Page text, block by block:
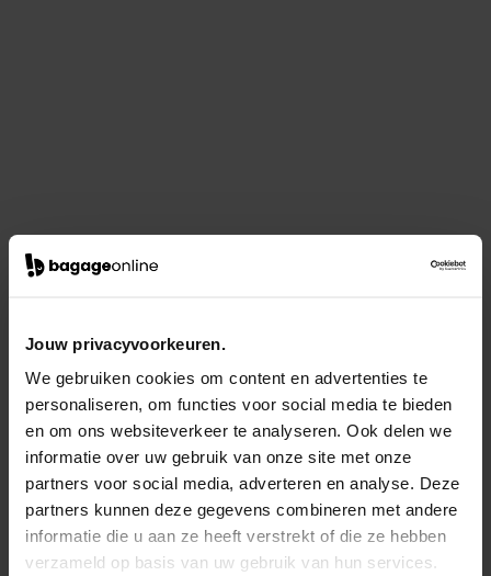
Jouw privacyvoorkeuren.
We gebruiken cookies om content en advertenties te
personaliseren, om functies voor social media te bieden
en om ons websiteverkeer te analyseren. Ook delen we
informatie over uw gebruik van onze site met onze
partners voor social media, adverteren en analyse. Deze
partners kunnen deze gegevens combineren met andere
informatie die u aan ze heeft verstrekt of die ze hebben
verzameld op basis van uw gebruik van hun services.